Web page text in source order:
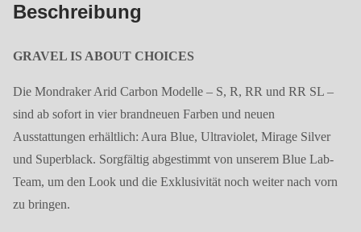
Beschreibung
GRAVEL IS ABOUT CHOICES
Die Mondraker Arid Carbon Modelle – S, R, RR und RR SL –
sind ab sofort in vier brandneuen Farben und neuen
Ausstattungen erhältlich: Aura Blue, Ultraviolet, Mirage Silver
und Superblack. Sorgfältig abgestimmt von unserem Blue Lab-
Team, um den Look und die Exklusivität noch weiter nach vorn
zu bringen.